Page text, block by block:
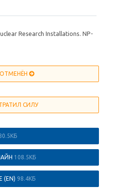
Research Installations. NP-
СИЛУ
108.5КБ
(EN) 98.4КБ